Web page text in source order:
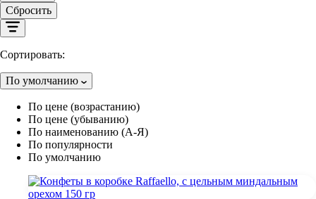
Сбросить
Сортировать:
По умолчанию
По цене (возрастанию)
По цене (убыванию)
По наименованию (А-Я)
По популярности
По умолчанию